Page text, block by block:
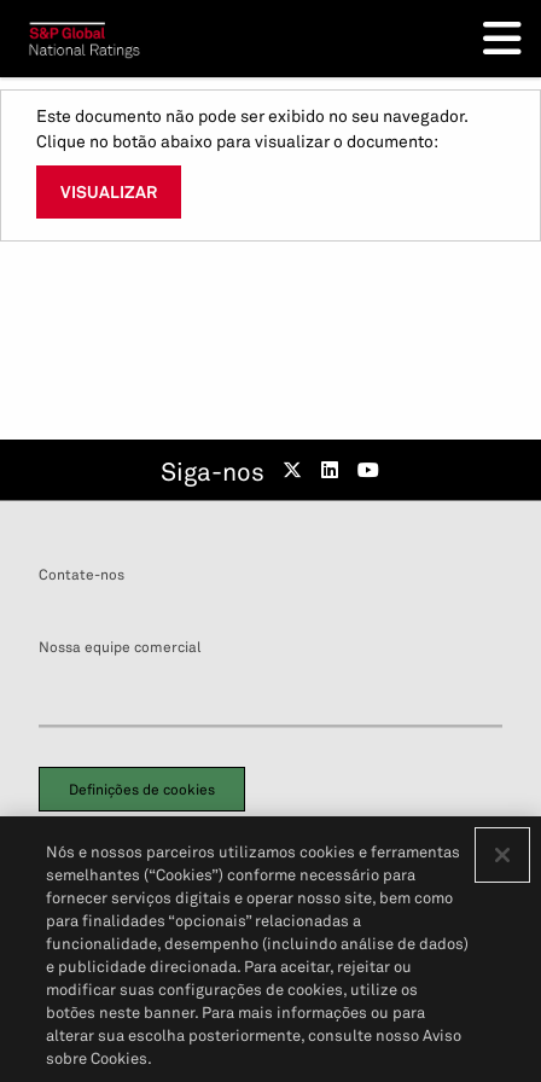
Este documento não pode ser exibido no seu navegador.
Clique no botão abaixo para visualizar o documento:
VISUALIZAR
Siga-nos
Contate-nos
Nossa equipe comercial
Definições de cookies
Política de PrivacidadePortal de privacidade do cliente (em inglês)
Não Venda Minhas Informações Pessoais© 2026 S&P Global
Nós e nossos parceiros utilizamos cookies e ferramentas
semelhantes (“Cookies”) conforme necessário para
fornecer serviços digitais e operar nosso site, bem como
para finalidades “opcionais” relacionadas a
funcionalidade, desempenho (incluindo análise de dados)
e publicidade direcionada. Para aceitar, rejeitar ou
modificar suas configurações de cookies, utilize os
botões neste banner. Para mais informações ou para
alterar sua escolha posteriormente, consulte nosso Aviso
sobre Cookies.